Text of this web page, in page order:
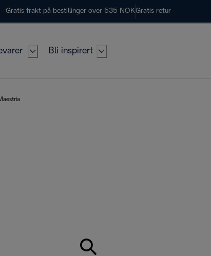
Gratis frakt på bestillinger over 535 NOKGratis retur
Bli inspirert